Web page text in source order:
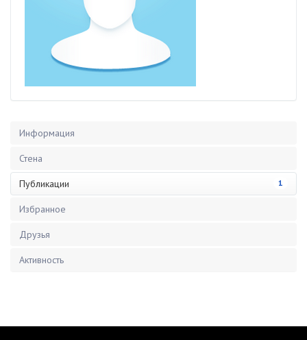
Информация
Стена
Публикации 1
Избранное
Друзья
Активность